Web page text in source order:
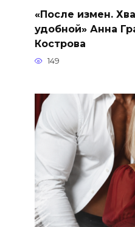
«После измен.
удобной» Анна
Кострова
149